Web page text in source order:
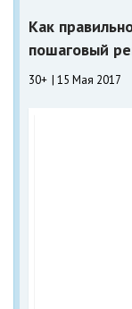
Как
пошаговый
30+ 15 Мая 2017